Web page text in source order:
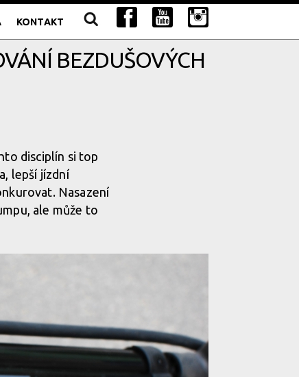
KONTAKT
BEZDUŠOVÝCH
disciplín si top
lepší jízdní
Nasazení
ale může to